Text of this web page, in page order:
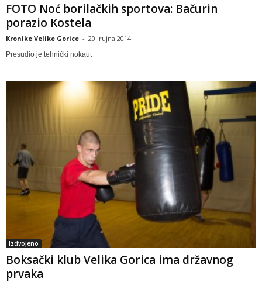
FOTO Noć borilačkih sportova: Bačurin
porazio Kostela
Kronike Velike Gorice - 20. rujna 2014
Presudio je tehnički nokaut
Izdvojeno
Boksački klub Velika Gorica ima državnog
prvaka